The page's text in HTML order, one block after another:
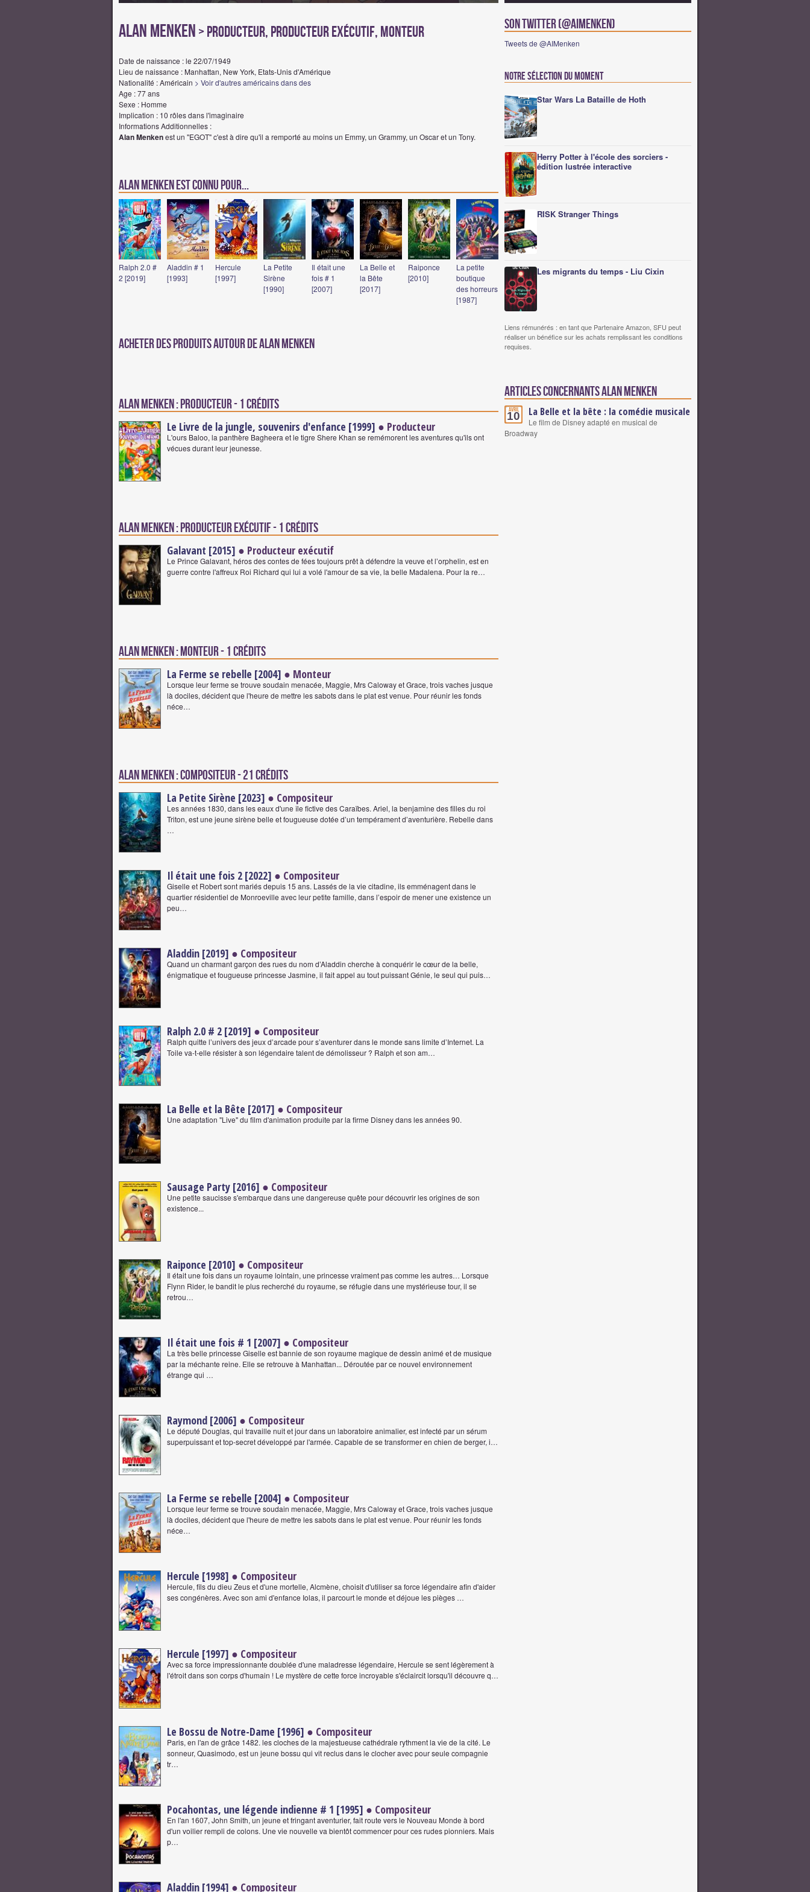
Alan Menken > Producteur, Producteur exécutif, Monteur
Date de naissance : le 22/07/1949
Lieu de naissance : Manhattan, New York, Etats-Unis d'Amérique
Nationalité : Américain > Voir d'autres américains dans des
Age : 77 ans
Sexe : Homme
Implication : 10 rôles dans l'imaginaire
Informations Additionnelles :
Alan Menkenest un "EGOT" c'est à dire qu'il a remporté au moins un Emmy, un Grammy, un Oscar et un Tony.
Alan Menken est connu pour...
Ralph 2.0 #
2 [2019]
Aladdin # 1
[1993]
Hercule
[1997]
La Petite
Sirène
[1990]
Il était une
fois # 1
[2007]
La Belle et
la Bête
[2017]
Raiponce
[2010]
La petite
boutique
des horreurs
[1987]
Acheter des produits autour de Alan Menken
Alan Menken : Producteur - 1 crédits
Le Livre de la jungle, souvenirs d'enfance [1999] ● Producteur
L'ours Baloo, la panthère Bagheera et le tigre Shere Khan se remémorent les aventures qu'ils ont
vécues durant leur jeunesse.
Alan Menken : Producteur exécutif - 1 crédits
Galavant [2015] ● Producteur exécutif
Le Prince Galavant, héros des contes de fées toujours prêt à défendre la veuve et l’orphelin, est en
guerre contre l'affreux Roi Richard qui lui a volé l'amour de sa vie, la belle Madalena. Pour la re…
Alan Menken : Monteur - 1 crédits
La Ferme se rebelle [2004] ● Monteur
Lorsque leur ferme se trouve soudain menacée, Maggie, Mrs Caloway et Grace, trois vaches jusque
là dociles, décident que l'heure de mettre les sabots dans le plat est venue. Pour réunir les fonds
néce…
Alan Menken : Compositeur - 21 crédits
La Petite Sirène [2023] ● Compositeur
Les années 1830, dans les eaux d'une île fictive des Caraïbes. Ariel, la benjamine des filles du roi
Triton, est une jeune sirène belle et fougueuse dotée d’un tempérament d’aventurière. Rebelle dans
…
Il était une fois 2 [2022] ● Compositeur
Giselle et Robert sont mariés depuis 15 ans. Lassés de la vie citadine, ils emménagent dans le
quartier résidentiel de Monroeville avec leur petite famille, dans l’espoir de mener une existence un
peu…
Aladdin [2019] ● Compositeur
Quand un charmant garçon des rues du nom d’Aladdin cherche à conquérir le cœur de la belle,
énigmatique et fougueuse princesse Jasmine, il fait appel au tout puissant Génie, le seul qui puis…
Ralph 2.0 # 2 [2019] ● Compositeur
Ralph quitte l’univers des jeux d’arcade pour s’aventurer dans le monde sans limite d’Internet. La
Toile va-t-elle résister à son légendaire talent de démolisseur ? Ralph et son am…
La Belle et la Bête [2017] ● Compositeur
Une adaptation "Live" du film d'animation produite par la firme Disney dans les années 90.
Sausage Party [2016] ● Compositeur
Une petite saucisse s'embarque dans une dangereuse quête pour découvrir les origines de son
existence...
Raiponce [2010] ● Compositeur
Il était une fois dans un royaume lointain, une princesse vraiment pas comme les autres… Lorsque
Flynn Rider, le bandit le plus recherché du royaume, se réfugie dans une mystérieuse tour, il se
retrou…
Il était une fois # 1 [2007] ● Compositeur
La très belle princesse Giselle est bannie de son royaume magique de dessin animé et de musique
par la méchante reine. Elle se retrouve à Manhattan... Déroutée par ce nouvel environnement
étrange qui …
Raymond [2006] ● Compositeur
Le député Douglas, qui travaille nuit et jour dans un laboratoire animalier, est infecté par un sérum
superpuissant et top-secret développé par l'armée. Capable de se transformer en chien de berger, i…
La Ferme se rebelle [2004] ● Compositeur
Lorsque leur ferme se trouve soudain menacée, Maggie, Mrs Caloway et Grace, trois vaches jusque
là dociles, décident que l'heure de mettre les sabots dans le plat est venue. Pour réunir les fonds
néce…
Hercule [1998] ● Compositeur
Hercule, fils du dieu Zeus et d'une mortelle, Alcmène, choisit d'utiliser sa force légendaire afin d'aider
ses congénères. Avec son ami d'enfance Iolas, il parcourt le monde et déjoue les pièges …
Hercule [1997] ● Compositeur
Avec sa force impressionnante doublée d'une maladresse légendaire, Hercule se sent légèrement à
l'étroit dans son corps d'humain ! Le mystère de cette force incroyable s'éclaircit lorsqu'il découvre q…
Le Bossu de Notre-Dame [1996] ● Compositeur
Paris, en l'an de grâce 1482. les cloches de la majestueuse cathédrale rythment la vie de la cité. Le
sonneur, Quasimodo, est un jeune bossu qui vit reclus dans le clocher avec pour seule compagnie
tr…
Pocahontas, une légende indienne # 1 [1995] ● Compositeur
En l'an 1607, John Smith, un jeune et fringant aventurier, fait route vers le Nouveau Monde à bord
d'un voilier rempli de colons. Une vie nouvelle va bientôt commencer pour ces rudes pionniers. Mais
p…
Aladdin [1994] ● Compositeur
Son Twitter (@AIMenken)
Tweets de @AIMenken
Notre sélection du moment
Star Wars La Bataille de Hoth
Herry Potter à l'école des sorciers -
édition lustrée interactive
RISK Stranger Things
Les migrants du temps - Liu Cixin
Liens rémunérés : en tant que Partenaire Amazon, SFU peut
réaliser un bénéfice sur les achats remplissant les conditions
requises.
Articles concernants Alan Menken
Avril
10 La Belle et la bête : la comédie musicale
Le film de Disney adapté en musical de
Broadway